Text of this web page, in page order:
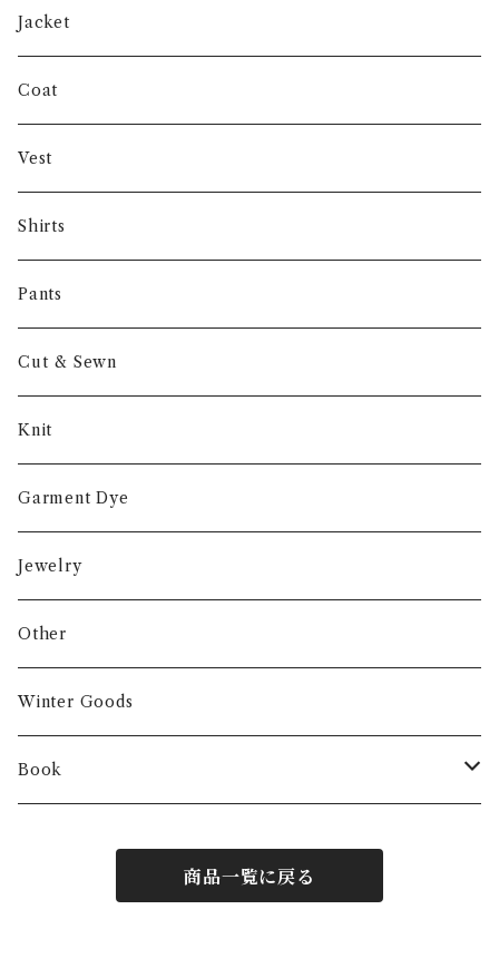
SHUREN
INVERTERE
Gambert
NORIEI
Other
Jacket
Coat
Vest
Shirts
Pants
Cut & Sewn
Knit
Garment Dye
Jewelry
Other
Winter Goods
Book
商品一覧に戻る